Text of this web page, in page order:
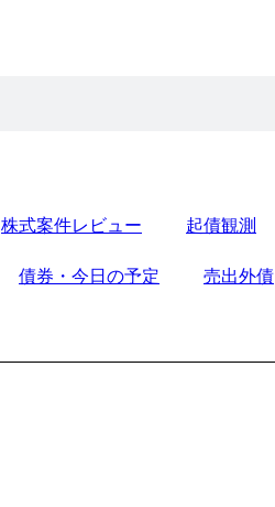
株式案件レビュー 起債観測
債券・今日の予定 売出外債